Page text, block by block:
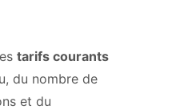
tarifs courants
du nombre de
et du